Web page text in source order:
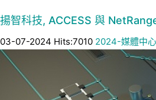
揚智科技, ACCESS 與
03-07-2024 Hits:7010 2024-媒體中心